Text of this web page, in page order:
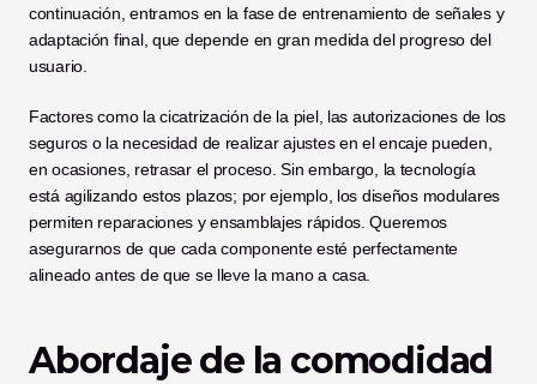
continuación, entramos en la fase de entrenamiento de señales y
adaptación final, que depende en gran medida del progreso del
usuario.
Factores como la cicatrización de la piel, las autorizaciones de los
seguros o la necesidad de realizar ajustes en el encaje pueden,
en ocasiones, retrasar el proceso. Sin embargo, la tecnología
está agilizando estos plazos; por ejemplo, los diseños modulares
permiten reparaciones y ensamblajes rápidos. Queremos
asegurarnos de que cada componente esté perfectamente
alineado antes de que se lleve la mano a casa.
Abordaje de la comodidad